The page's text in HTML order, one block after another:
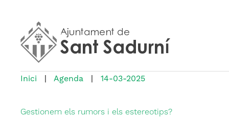
Inici Agenda 14-03-2025
Gestionem els rumors i els estereotips?